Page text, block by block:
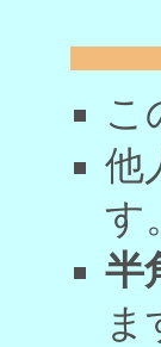
こ
他
す
半
ま